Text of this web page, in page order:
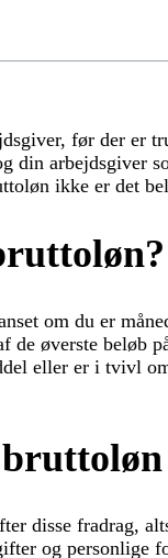
før der er
din arbejdsgiver
ikke er det
om du er
de øverste beløb
eller er i tvivl
disse fradrag,
og personlige